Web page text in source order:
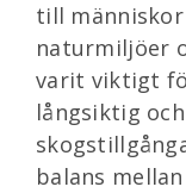
till
naturmiljöer
varit viktigt
långsiktig
balans